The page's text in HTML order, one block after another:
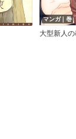
マンガ｜巻